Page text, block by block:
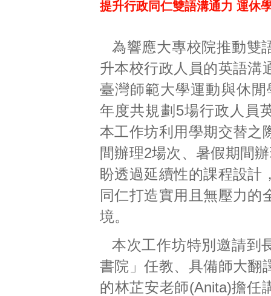
提升行政同仁雙語溝通力 運休
為響應大專校院推動雙
升本校行政人員的英語溝
臺灣師範大學運動與休閒
年度共規劃5場行政人員
本工作坊利用學期交替之
間辦理2場次、暑假期間
盼透過延續性的課程設計
同仁打造實用且無壓力的
境。
本次工作坊特別邀請到
書院」任教、具備師大翻
的林芷安老師(Anita)擔任